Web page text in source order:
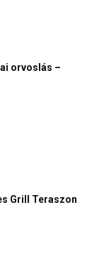
orvoslás –
Grill Teraszon